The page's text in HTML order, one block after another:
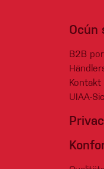
Ocún
B2B
Kontakt
UIAA-